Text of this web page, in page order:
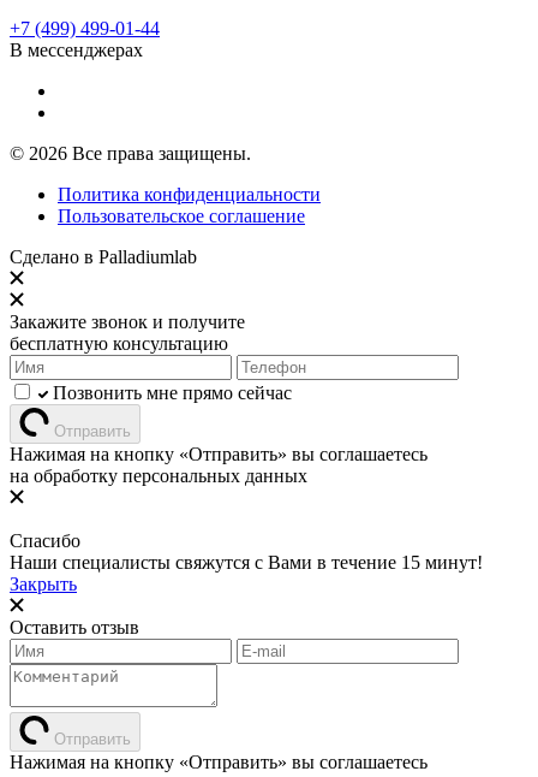
+7 (499) 499-01-44
В мессенджерах
© 2026 Все права защищены.
Политика конфиденциальности
Пользовательское соглашение
Сделано в Palladiumlab
Закажите звонок и получите
бесплатную консультацию
Позвонить мне прямо сейчас
Отправить
Нажимая на кнопку «Отправить» вы соглашаетесь
на обработку персональных данных
Спасибо
Наши специалисты свяжутся с Вами в течение 15 минут!
Закрыть
Оставить отзыв
Отправить
Нажимая на кнопку «Отправить» вы соглашаетесь